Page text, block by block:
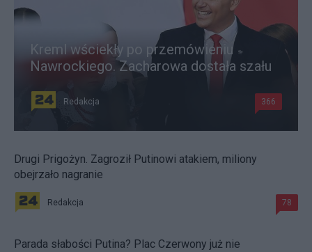
Kreml wściekły po przemówieniu
Nawrockiego. Zacharowa dostała szału
Redakcja 366
Drugi Prigożyn. Zagroził Putinowi atakiem, miliony
obejrzało nagranie
Redakcja 78
Parada słabości Putina? Plac Czerwony już nie